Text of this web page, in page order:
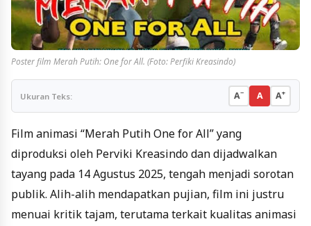
Poster film Merah Putih: One for All. (Foto: Perfiki Kreasindo)
Ukuran Teks: A− A A+
Film animasi “Merah Putih One for All” yang
diproduksi oleh Perviki Kreasindo dan dijadwalkan
tayang pada 14 Agustus 2025, tengah menjadi sorotan
publik. Alih-alih mendapatkan pujian, film ini justru
menuai kritik tajam, terutama terkait kualitas animasi